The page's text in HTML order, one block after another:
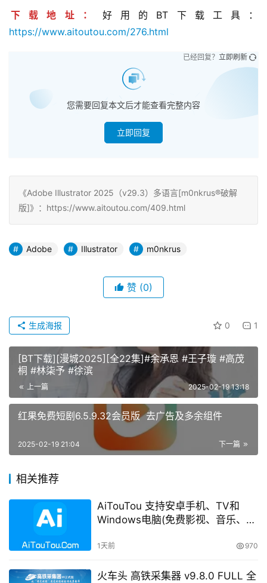
下载地址：
好用的BT下载工具：
https://www.aitoutou.com/276.html
您需要回复本文后才能查看完整内容
立即回复
已经回复？ 立即刷新
《Adobe Illustrator 2025（v29.3）多语言[m0nkrus®破解
版]》：https://www.aitoutou.com/409.html
Adobe Illustrator m0nkrus
赞 (0)
0 1
生成海报
[BT下载][漫城2025][全22集]#余承恩 #王子璇 #高茂
桐 #林柒予 #徐滨
上一篇 2025-02-19 13:18
红果免费短剧6.5.9.32会员版 去广告及多余组件
下一篇
2025-02-19 21:04
相关推荐
AiTouTou 支持安卓手机、TV和
Windows电脑(免费影视、音乐、电
1天前 970
火车头 高铁采集器 v9.8.0 FULL 全